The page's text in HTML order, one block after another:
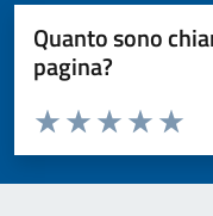
Quanto sono
pagina?
Valuta da 1 a 5 stelle la
Valuta 4
Valuta 3
Valuta 2 stelle su
Valuta 1 stelle su 5